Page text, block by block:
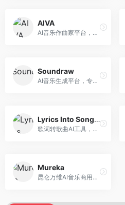
AIVA
AI音乐作曲家平台，专注于古典和影视配乐创作。面向影视制作人和游戏开发者，提供原创音乐生成、配乐定制等服务，音乐风格专业，适合影视游戏配乐。
Soundraw
AI音乐生成平台，专注于免版税音乐创作。面向视频创作者和内容制作者，提供背景音乐生成、音乐定制等服务，音乐版权清晰，适合视频配乐场景。
Lyrics Into Song AI
歌词转歌曲AI工具，支持将歌词转化为完整歌曲。面向歌词创作者和音乐爱好者，提供歌词谱曲、编曲制作等服务，歌词音乐化效率高。
Mureka
昆仑万维AI音乐商用创作平台，专注于商业音乐授权。面向企业和商业用户，提供版权音乐生成、商用授权等服务，音乐版权清晰，商业应用安全。